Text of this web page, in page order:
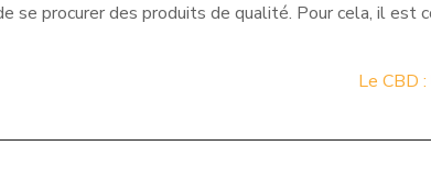
procurer des produits de qualité. Pour cela, il est
Le CBD